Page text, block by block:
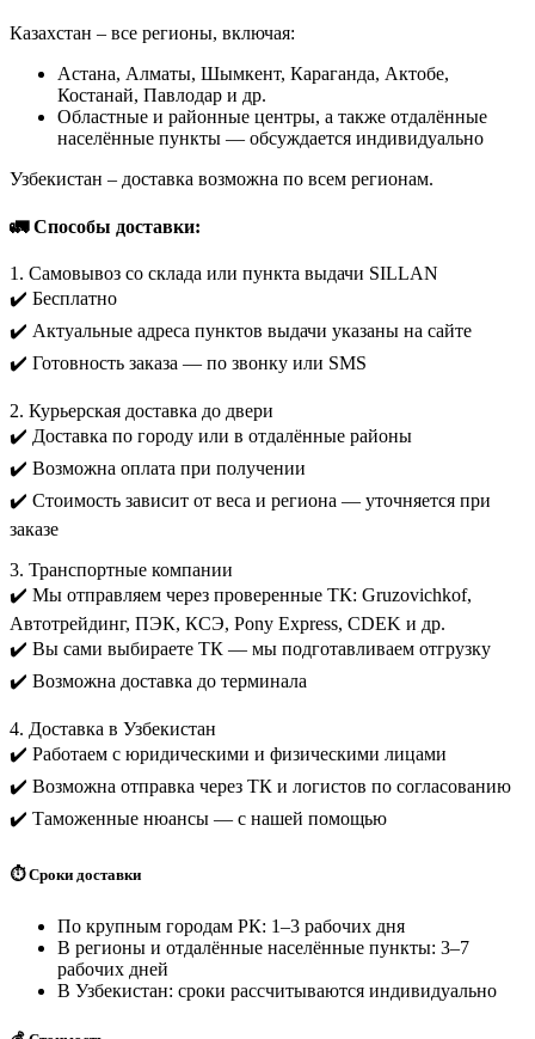
Казахстан – все регионы, включая:
Астана, Алматы, Шымкент, Караганда, Актобе,
Костанай, Павлодар и др.
Областные и районные центры, а также отдалённые
населённые пункты — обсуждается индивидуально
Узбекистан – доставка возможна по всем регионам.
🚛 Способы доставки:
1. Самовывоз со склада или пункта выдачи SILLAN
✔️ Бесплатно
✔️ Актуальные адреса пунктов выдачи указаны на сайте
✔️ Готовность заказа — по звонку или SMS
2. Курьерская доставка до двери
✔️ Доставка по городу или в отдалённые районы
✔️ Возможна оплата при получении
✔️ Стоимость зависит от веса и региона — уточняется при
заказе
3. Транспортные компании
✔️ Мы отправляем через проверенные ТК: Gruzovichkof,
Автотрейдинг, ПЭК, КСЭ, Pony Express, CDEK и др.
✔️ Вы сами выбираете ТК — мы подготавливаем отгрузку
✔️ Возможна доставка до терминала
4. Доставка в Узбекистан
✔️ Работаем с юридическими и физическими лицами
✔️ Возможна отправка через ТК и логистов по согласованию
✔️ Таможенные нюансы — с нашей помощью
⏱️ Сроки доставки
По крупным городам РК: 1–3 рабочих дня
В регионы и отдалённые населённые пункты: 3–7
рабочих дней
В Узбекистан: сроки рассчитываются индивидуально